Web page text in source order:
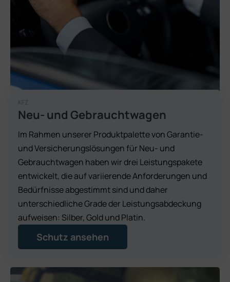
KFZ
Neu- und Gebrauchtwagen
Im Rahmen unserer Produktpalette von Garantie-
und Versicherungslösungen für Neu- und
Gebrauchtwagen haben wir drei Leistungspakete
entwickelt, die auf variierende Anforderungen und
Bedürfnisse abgestimmt sind und daher
unterschiedliche Grade der Leistungsabdeckung
aufweisen: Silber, Gold und Platin.
Schutz ansehen